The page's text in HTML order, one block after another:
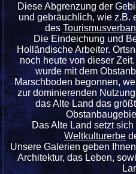
Diese Abgrenzung der
und gebräuchlich, wie z.B.
des
Die Eindeichung und
Holländische Arbeiter.
noch heute von dieser
wurde mit dem
Marschboden begonnen,
zur dominierenden
das Alte Land das
Das Alte Land setzt sich
Weltkulturerbe
Unsere Galerien geben
Architektur, das Leben,